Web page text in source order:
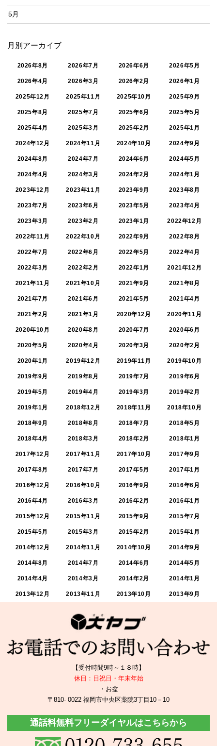
5月
月別アーカイブ
2026年8月 2026年7月 2026年6月 2026年5月
2026年4月 2026年3月 2026年2月 2026年1月
2025年12月 2025年11月 2025年10月 2025年9月
2025年8月 2025年7月 2025年6月 2025年5月
2025年4月 2025年3月 2025年2月 2025年1月
2024年12月 2024年11月 2024年10月 2024年9月
2024年8月 2024年7月 2024年6月 2024年5月
2024年4月 2024年3月 2024年2月 2024年1月
2023年12月 2023年11月 2023年9月 2023年8月
2023年7月 2023年6月 2023年5月 2023年4月
2023年3月 2023年2月 2023年1月 2022年12月
2022年11月 2022年10月 2022年9月 2022年8月
2022年7月 2022年6月 2022年5月 2022年4月
2022年3月 2022年2月 2022年1月 2021年12月
2021年11月 2021年10月 2021年9月 2021年8月
2021年7月 2021年6月 2021年5月 2021年4月
2021年2月 2021年1月 2020年12月 2020年11月
2020年10月 2020年8月 2020年7月 2020年6月
2020年5月 2020年4月 2020年3月 2020年2月
2020年1月 2019年12月 2019年11月 2019年10月
2019年9月 2019年8月 2019年7月 2019年6月
2019年5月 2019年4月 2019年3月 2019年2月
2019年1月 2018年12月 2018年11月 2018年10月
2018年9月 2018年8月 2018年7月 2018年5月
2018年4月 2018年3月 2018年2月 2018年1月
2017年12月 2017年11月 2017年10月 2017年9月
2017年8月 2017年7月 2017年5月 2017年1月
2016年12月 2016年10月 2016年9月 2016年6月
2016年4月 2016年3月 2016年2月 2016年1月
2015年12月 2015年11月 2015年9月 2015年7月
2015年5月 2015年3月 2015年2月 2015年1月
2014年12月 2014年11月 2014年10月 2014年9月
2014年8月 2014年7月 2014年6月 2014年5月
2014年4月 2014年3月 2014年2月 2014年1月
2013年12月 2013年11月 2013年10月 2013年9月
【受付時間9時～１８時】
休日：日祝日・年末年始
・お盆
〒810- 0022 福岡市中央区薬院3丁目10－10
通話料無料フリーダイヤルはこちらから